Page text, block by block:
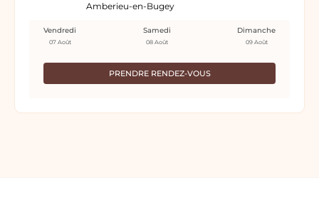
Amberieu-en-Bugey
PRENDRE RENDEZ-VOUS
Vendredi
07 Août
Samedi
08 Août
Dimanche
09 Août